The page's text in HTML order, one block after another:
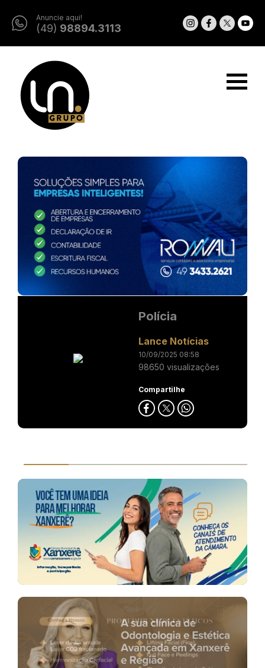
Anuncie aqui!
(49) 98894.3113
Polícia
Lance Notícias
10/09/2025 08:58
98650 visualizações
Compartilhe